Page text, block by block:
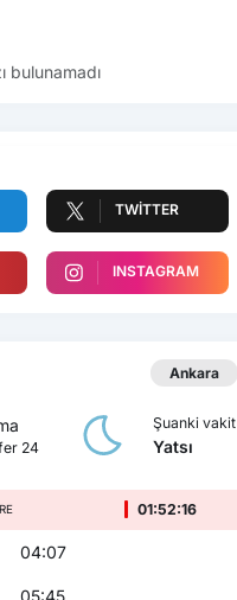
bulunamadı
TWITTER
INSTAGRAM
Ankara
24
Şuanki vakit
Yatsı
01:52:14
04:07
05:45